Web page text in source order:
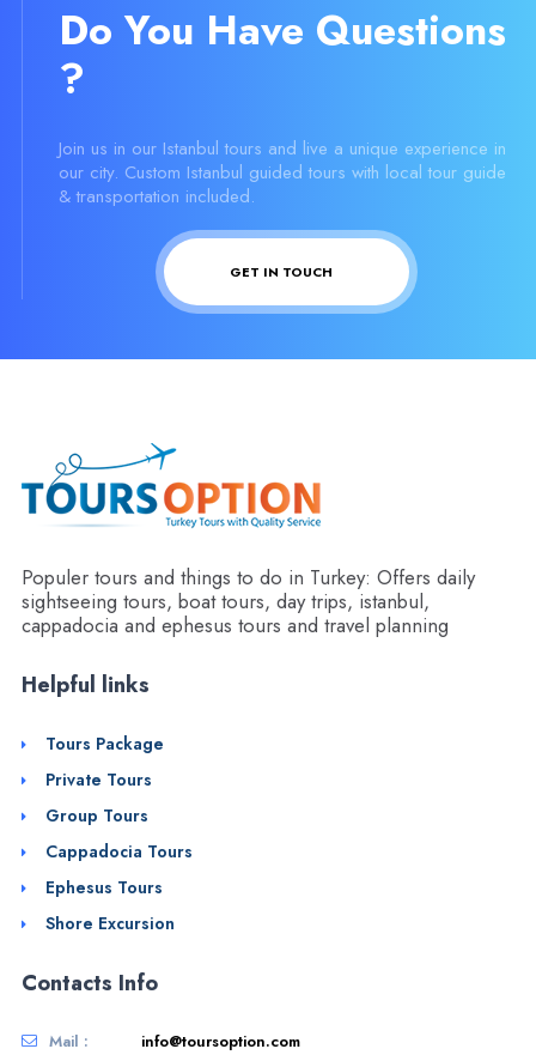
Do You Have Questions
?
Join us in our Istanbul tours and live a unique experience in
our city. Custom Istanbul guided tours with local tour guide
& transportation included.
GET IN TOUCH
Populer tours and things to do in Turkey: Offers daily
sightseeing tours, boat tours, day trips, istanbul,
cappadocia and ephesus tours and travel planning
Helpful links
Tours Package
Private Tours
Group Tours
Cappadocia Tours
Ephesus Tours
Shore Excursion
Contacts Info
Mail :
info@toursoption.com